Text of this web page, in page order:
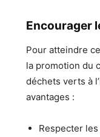
Encourager
Pour atteindre
la promotion du
déchets verts à
avantages :
Respecter